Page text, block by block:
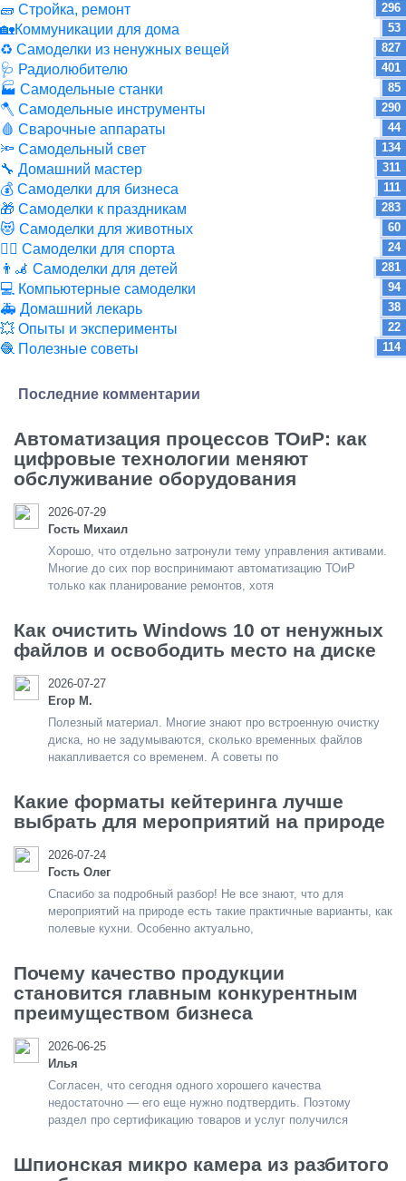
🧱 Стройка, ремонт 296
🏡Коммуникации для дома 53
♻ Самоделки из ненужных вещей 827
🩺 Радиолюбителю 401
🏭 Самодельные станки 85
🪓 Самодельные инструменты 290
🩸 Сварочные аппараты 44
🔦 Самодельный свет 134
🔧 Домашний мастер 311
💰 Самоделки для бизнеса 111
🎁 Самоделки к праздникам 283
😻 Самоделки для животных 60
🏋️‍♀️ Самоделки для спорта 24
👨‍🦼 Самоделки для детей 281
💻 Компьютерные самоделки 94
🚑 Домашний лекарь 38
💥 Опыты и эксперименты 22
🧶 Полезные советы 114
Последние комментарии
Автоматизация процессов ТОиР: как
цифровые технологии меняют
обслуживание оборудования
2026-07-29
Гость Михаил
Хорошо, что отдельно затронули тему управления активами.
Многие до сих пор воспринимают автоматизацию ТОиР
только как планирование ремонтов, хотя
Как очистить Windows 10 от ненужных
файлов и освободить место на диске
2026-07-27
Егор М.
Полезный материал. Многие знают про встроенную очистку
диска, но не задумываются, сколько временных файлов
накапливается со временем. А советы по
Какие форматы кейтеринга лучше
выбрать для мероприятий на природе
2026-07-24
Гость Олег
Спасибо за подробный разбор! Не все знают, что для
мероприятий на природе есть такие практичные варианты, как
полевые кухни. Особенно актуально,
Почему качество продукции
становится главным конкурентным
преимуществом бизнеса
2026-06-25
Илья
Согласен, что сегодня одного хорошего качества
недостаточно — его еще нужно подтвердить. Поэтому
раздел про сертификацию товаров и услуг получился
Шпионская микро камера из разбитого